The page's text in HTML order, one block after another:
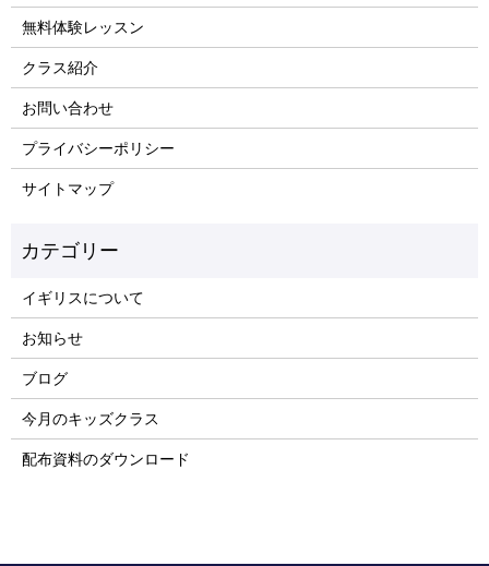
無料体験レッスン
クラス紹介
お問い合わせ
プライバシーポリシー
サイトマップ
イギリスについて
お知らせ
ブログ
今月のキッズクラス
配布資料のダウンロード